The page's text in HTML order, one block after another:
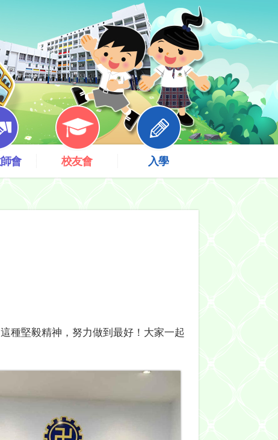
會 校友會 入學
種堅毅精神，努力做到最好！大家一起